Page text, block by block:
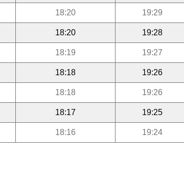
18:20 19:29
18:20 19:28
18:19 19:27
18:18 19:26
18:18 19:26
18:17 19:25
18:16 19:24